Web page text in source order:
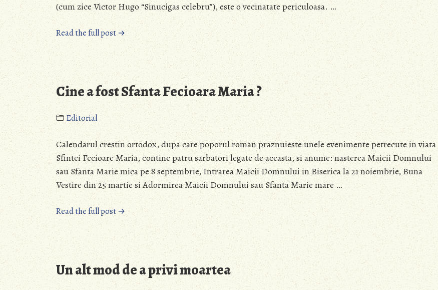
(cum zice Victor Hugo “Sinucigas celebru”), este o vecinatate periculoasa. …
Read the full post →“Ghici
ce
nu
e
sfant
?”
Cine a fost Sfanta Fecioara Maria ?
Editorial
Calendarul crestin ortodox, dupa care poporul roman praznuieste unele evenimente petrecute in viata
Sfintei Fecioare Maria, contine patru sarbatori legate de aceasta, si anume: nasterea Maicii Domnului
sau Sfanta Marie mica pe 8 septembrie, Intrarea Maicii Domnului in Biserica la 21 noiembrie, Buna
Vestire din 25 martie si Adormirea Maicii Domnului sau Sfanta Marie mare …
Read the full post →“Cine
a
fost
Sfanta
Fecioara
Maria
?”
Un alt mod de a privi moartea